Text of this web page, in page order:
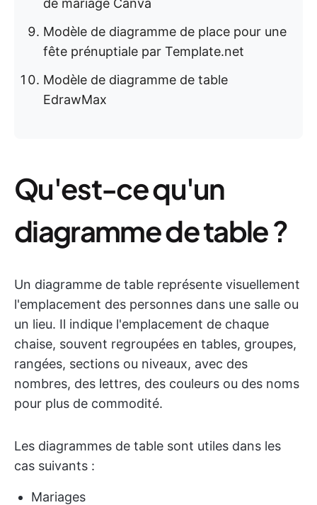
de mariage Canva
Modèle de diagramme de place pour une
fête prénuptiale par Template.net
Modèle de diagramme de table
EdrawMax
Qu'est-ce qu'un
diagramme de table ?
Un diagramme de table représente visuellement
l'emplacement des personnes dans une salle ou
un lieu. Il indique l'emplacement de chaque
chaise, souvent regroupées en tables, groupes,
rangées, sections ou niveaux, avec des
nombres, des lettres, des couleurs ou des noms
pour plus de commodité.
Les diagrammes de table sont utiles dans les
cas suivants :
Mariages